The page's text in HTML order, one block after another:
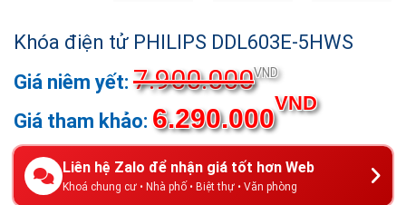
Khóa điện tử PHILIPS DDL603E-5HWS
7.900.000VNDGiá
gốc
là:
6.290.000
VNDGiá
tại
Liên hệ Zalo để nhận giá tốt hơn Web
Khoá chung cư • Nhà phố • Biệt thự • Văn phòng